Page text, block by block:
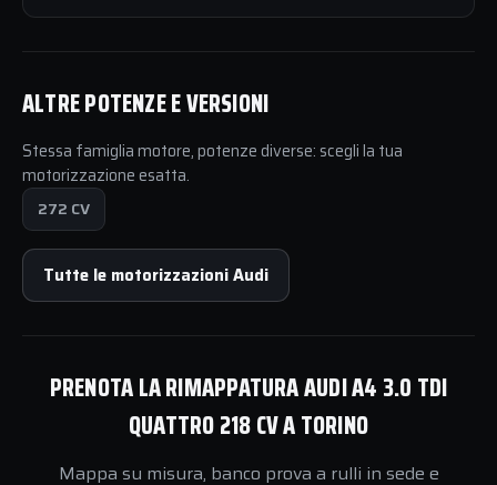
ALTRE POTENZE E VERSIONI
Stessa famiglia motore, potenze diverse: scegli la tua
motorizzazione esatta.
272 CV
Tutte le motorizzazioni Audi
PRENOTA LA RIMAPPATURA AUDI A4 3.0 TDI
QUATTRO 218 CV A TORINO
Mappa su misura, banco prova a rulli in sede e